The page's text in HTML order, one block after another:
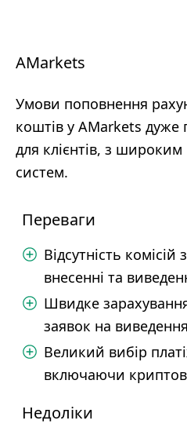
AMarkets
Умови поповнення
коштів у AMarkets дуже
для клієнтів, з
систем.
Переваги
Відсутність
внесенні та
Швидке
заявок на
Великий вибір
включаючи
Недоліки